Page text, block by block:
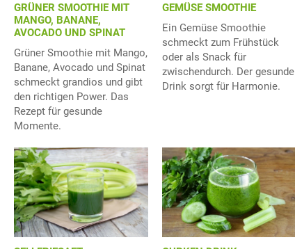
GRÜNER SMOOTHIE MIT
MANGO, BANANE,
AVOCADO UND SPINAT
Grüner Smoothie mit Mango,
Banane, Avocado und Spinat
schmeckt grandios und gibt
den richtigen Power. Das
Rezept für gesunde
Momente.
GEMÜSE SMOOTHIE
Ein Gemüse Smoothie
schmeckt zum Frühstück
oder als Snack für
zwischendurch. Der gesunde
Drink sorgt für Harmonie.